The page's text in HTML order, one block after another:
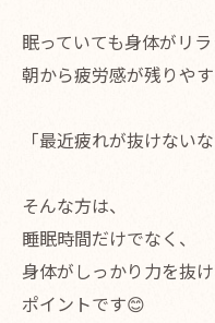
眠っていても身体がリラ
朝から疲労感が残りやす
「最近疲れが抜けない
そんな方は、
睡眠時間だけでなく、
身体がしっかり力を抜
ポイントです😊